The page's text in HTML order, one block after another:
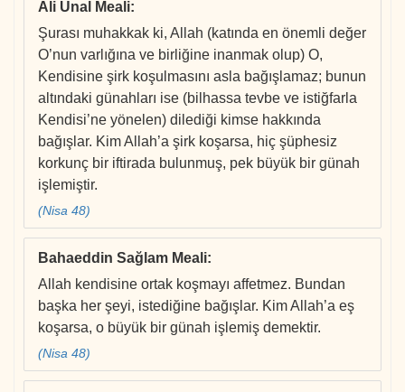
Ali Ünal Meali:
Şurası muhakkak ki, Allah (katında en önemli değer
O’nun varlığına ve birliğine inanmak olup) O,
Kendisine şirk koşulmasını asla bağışlamaz; bunun
altındaki günahları ise (bilhassa tevbe ve istiğfarla
Kendisi’ne yönelen) dilediği kimse hakkında
bağışlar. Kim Allah’a şirk koşarsa, hiç şüphesiz
korkunç bir iftirada bulunmuş, pek büyük bir günah
işlemiştir.
(Nisa 48)
Bahaeddin Sağlam Meali:
Allah kendisine ortak koşmayı affetmez. Bundan
başka her şeyi, istediğine bağışlar. Kim Allah’a eş
koşarsa, o büyük bir günah işlemiş demektir.
(Nisa 48)